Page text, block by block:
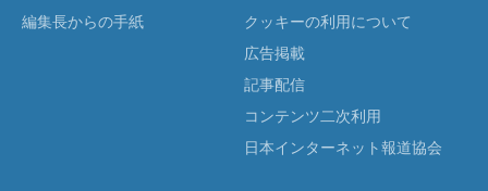
編集長からの手紙
クッキーの利用について
広告掲載
記事配信
コンテンツ二次利用
日本インターネット報道協会